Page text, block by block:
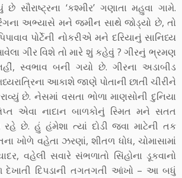
સૌરાષ્ટ્રના ‘કશ્મીર’ ગણાતા મહુવા ગામે.
અભ્યાસે મને જમીન સાથે જોડ્યો છે, તો
પોર્ટેની નોકરીએ મને દરિયાનું સાનિધ્ય
ગીર વિશે તો મારે શું કહેવું ? ગીરનું ભ્રમણ
સ્વભાવ બની ગયો છે. ગીરના અડાબીડ
આકાશે જાણે પોતાની છાતી ચીરીને
છે. નેસમાં વસતા ભોળા માણસોની દુનિયા
એવા નાદાન બાળકોનું સ્મિત મને સતત
છે. હું હંમેશા ત્યાં દોડી જવા માટેની તક
ખોળે વહેતા ઝરણાં, શીતળ ધોધ, ચોમાસામાં
વહેલી સવારે સંભળાતો સિંહોના ડૂકવાનો
દેખાતી દિપડાની તગતગતી આંખો – આ બધું